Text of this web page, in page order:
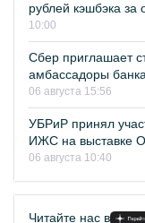
рублей кэшбэка за
10:00
Сбер приглашает
амбассадоры банка
06 августа 15:56
УБРиР принял
ИЖС на выставке
06 августа 10:40
Читайте нас в